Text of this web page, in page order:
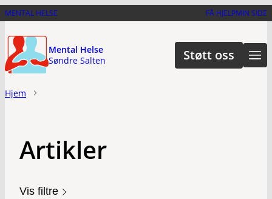
Hopp
hovedinnhold
MENTAL HELSE FÅ HJELPMIN SIDE
Mental Helse
Søndre Salten
Støtt oss
Hjem
Artikler
Vis filtre